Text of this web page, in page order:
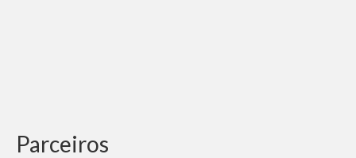
Parceiros